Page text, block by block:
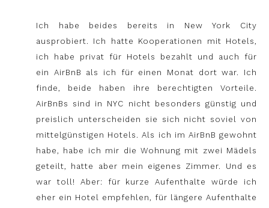
Ich habe beides bereits in New York City
ausprobiert. Ich hatte Kooperationen mit Hotels,
ich habe privat für Hotels bezahlt und auch für
ein AirBnB als ich für einen Monat dort war. Ich
finde, beide haben ihre berechtigten Vorteile.
AirBnBs sind in NYC nicht besonders günstig und
preislich unterscheiden sie sich nicht soviel von
mittelgünstigen Hotels. Als ich im AirBnB gewohnt
habe, habe ich mir die Wohnung mit zwei Mädels
geteilt, hatte aber mein eigenes Zimmer. Und es
war toll! Aber: für kurze Aufenthalte würde ich
eher ein Hotel empfehlen, für längere Aufenthalte